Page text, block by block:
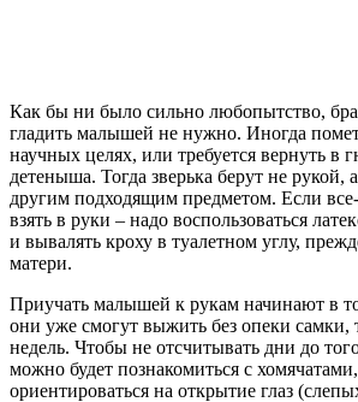
Как бы ни было сильно любопытство,
гладить малышей не нужно. Иногда
научных целях, или требуется вернуть в
детеныша. Тогда зверька берут не рукой,
другим подходящим предметом. Если
взять в руки – надо воспользоваться
и вывалять кроху в туалетном углу,
матери.
Приучать малышей к рукам начинают в
они уже смогут выжить без опеки самки,
недель. Чтобы не отсчитывать дни до
можно будет познакомиться с
ориентироваться на открытие глаз